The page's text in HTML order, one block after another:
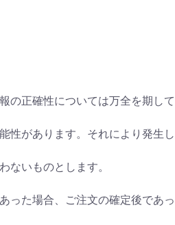
の正確性については万全を期し
性があります。それにより発生
ないものとします。
った場合、ご注文の確定後であ